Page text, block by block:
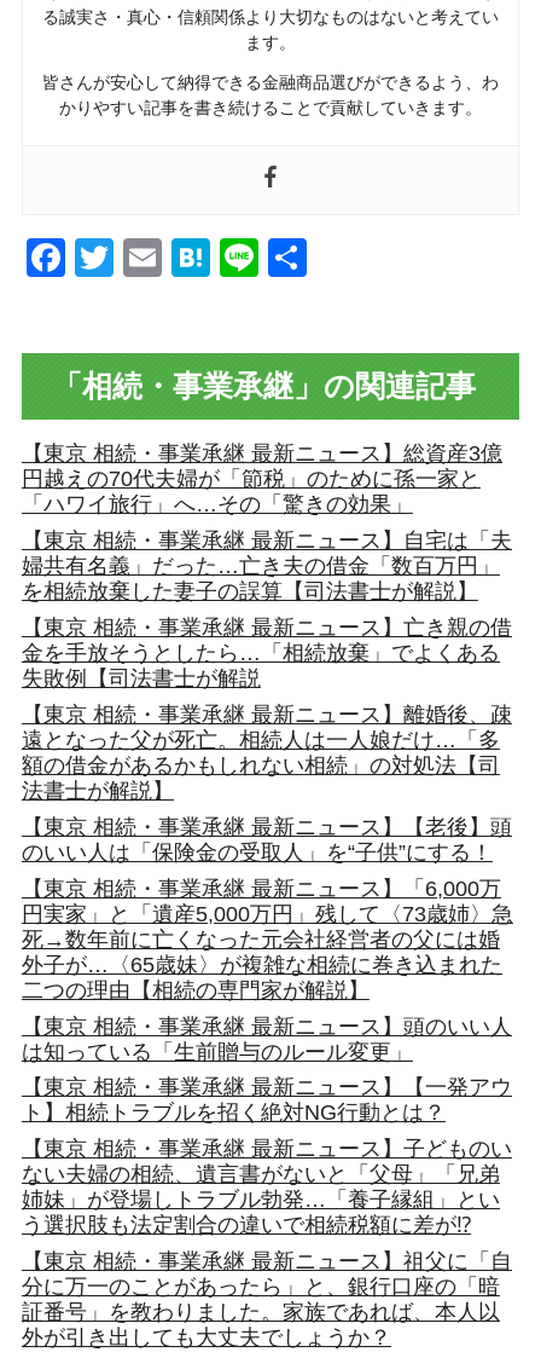
る誠実さ・真心・信頼関係より大切なものはないと考えてい
ます。
皆さんが安心して納得できる金融商品選びができるよう、わ
かりやすい記事を書き続けることで貢献していきます。
Facebook
Twitter
EmailHatena
Line共
「相続・事業承継」の関連記事
【東京 相続・事業承継 最新ニュース】総資産3億
円越えの70代夫婦が「節税」のために孫一家と
「ハワイ旅行」へ…その「驚きの効果」
【東京 相続・事業承継 最新ニュース】自宅は「夫
婦共有名義」だった…亡き夫の借金「数百万円」
を相続放棄した妻子の誤算【司法書士が解説】
【東京 相続・事業承継 最新ニュース】亡き親の借
金を手放そうとしたら…「相続放棄」でよくある
失敗例【司法書士が解説
【東京 相続・事業承継 最新ニュース】離婚後、疎
遠となった父が死亡。相続人は一人娘だけ…「多
額の借金があるかもしれない相続」の対処法【司
法書士が解説】
【東京 相続・事業承継 最新ニュース】【老後】頭
のいい人は「保険金の受取人」を“子供”にする！
【東京 相続・事業承継 最新ニュース】「6,000万
円実家」と「遺産5,000万円」残して〈73歳姉〉急
死→数年前に亡くなった元会社経営者の父には婚
外子が…〈65歳妹〉が複雑な相続に巻き込まれた
二つの理由【相続の専門家が解説】
【東京 相続・事業承継 最新ニュース】頭のいい人
は知っている「生前贈与のルール変更」
【東京 相続・事業承継 最新ニュース】【一発アウ
ト】相続トラブルを招く絶対NG行動とは？
【東京 相続・事業承継 最新ニュース】子どものい
ない夫婦の相続、遺言書がないと「父母」「兄弟
姉妹」が登場しトラブル勃発…「養子縁組」とい
う選択肢も法定割合の違いで相続税額に差が⁉
【東京 相続・事業承継 最新ニュース】祖父に「自
分に万一のことがあったら」と、銀行口座の「暗
証番号」を教わりました。家族であれば、本人以
外が引き出しても大丈夫でしょうか？